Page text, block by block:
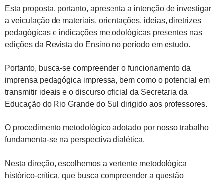
Esta proposta, portanto, apresenta a intenção de investigar
a veiculação de materiais, orientações, ideias, diretrizes
pedagógicas e indicações metodológicas presentes nas
edições da Revista do Ensino no período em estudo.
Portanto, busca-se compreender o funcionamento da
imprensa pedagógica impressa, bem como o potencial em
transmitir ideais e o discurso oficial da Secretaria da
Educação do Rio Grande do Sul dirigido aos professores.
O procedimento metodológico adotado por nosso trabalho
fundamenta-se na perspectiva dialética.
Nesta direção, escolhemos a vertente metodológica
histórico-crítica, que busca compreender a questão